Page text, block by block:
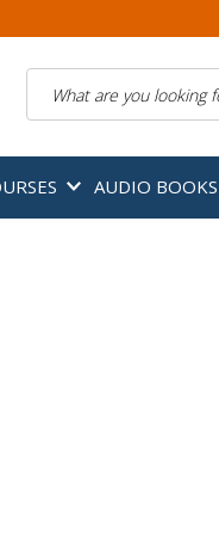
AUDIO BOOKS